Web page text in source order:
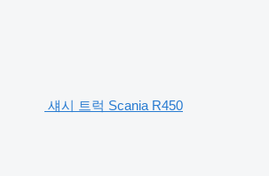
섀시 트럭 Scania R450